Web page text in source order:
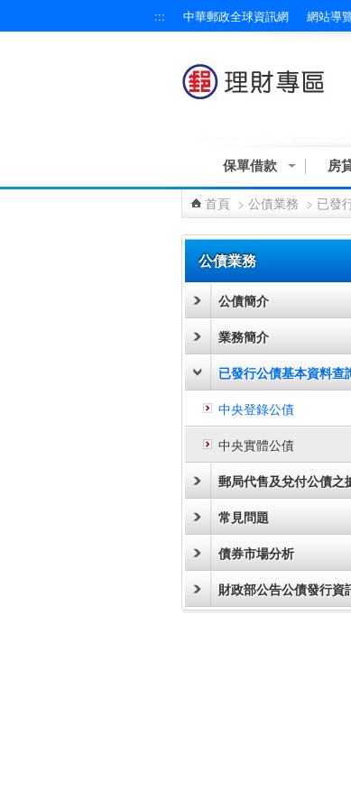
::: 中華郵政全球資訊網 網站導
保單借款 房
首頁 > 公債業務 > 已發
公債業務
公債簡介
業務簡介
已發行公債基本資料查
中央登錄公債
中央實體公債
郵局代售及兌付公債之
常見問題
債券市場分析
財政部公告公債發行資